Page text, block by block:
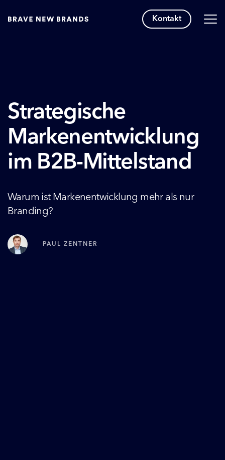
Strategische
Markenentwicklung
im B2B-Mittelstand
Warum ist Markenentwicklung mehr als nur
Branding?
PAUL ZENTNER
Kontakt